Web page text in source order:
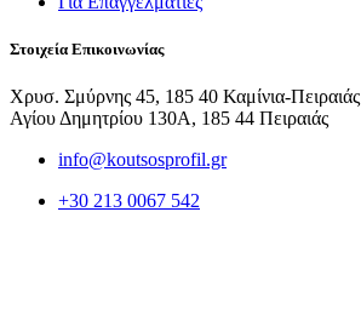
Στοιχεία Επικοινωνίας
Χρυσ. Σμύρνης 45, 185 40 Καμίνια-Πειραιάς
Αγίου Δημητρίου 130Α, 185 44 Πειραιάς
info@koutsosprofil.gr
+30 213 0067 542